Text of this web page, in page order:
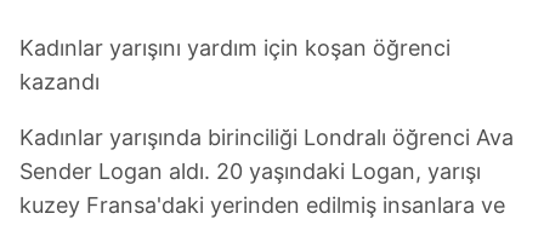
Kadınlar yarışını yardım için koşan öğrenci
kazandı
Kadınlar yarışında birinciliği Londralı öğrenci Ava
Sender Logan aldı. 20 yaşındaki Logan, yarışı
kuzey Fransa'daki yerinden edilmiş insanlara ve